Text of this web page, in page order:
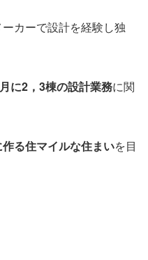
カーで設計を経験し独
月に2，3棟の設計業務に関
る住マイルな住まいを目